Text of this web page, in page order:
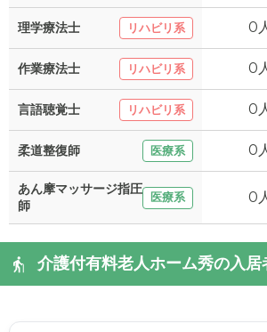
理学療法士 リハビリ系 0
作業療法士 リハビリ系 0
言語聴覚士 リハビリ系 0
柔道整復師 医療系 0
あん摩マッサージ指圧
師
医療系 0
介護付有料老人ホーム秀の入居